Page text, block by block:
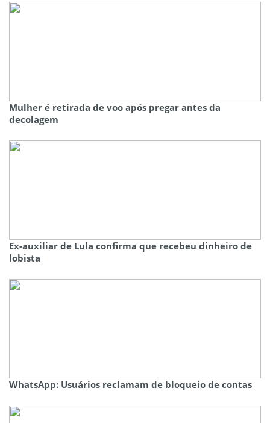
Mulher é retirada de voo após pregar antes da
decolagem
Ex-auxiliar de Lula confirma que recebeu dinheiro de
lobista
WhatsApp: Usuários reclamam de bloqueio de contas